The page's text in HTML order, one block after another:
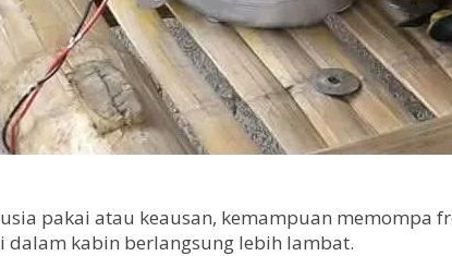
pakai atau keausan, kemampuan memompa
dalam kabin berlangsung lebih lambat.